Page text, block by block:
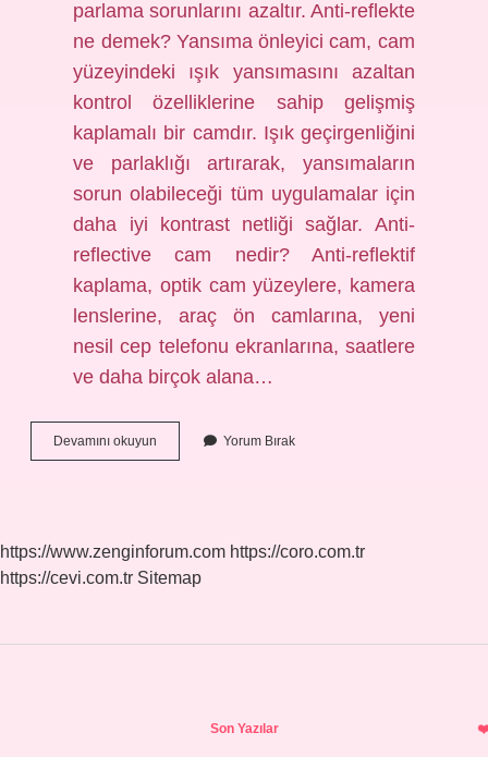
parlama sorunlarını azaltır. Anti-reflekte
ne demek? Yansıma önleyici cam, cam
yüzeyindeki ışık yansımasını azaltan
kontrol özelliklerine sahip gelişmiş
kaplamalı bir camdır. Işık geçirgenliğini
ve parlaklığı artırarak, yansımaların
sorun olabileceği tüm uygulamalar için
daha iyi kontrast netliği sağlar. Anti-
reflective cam nedir? Anti-reflektif
kaplama, optik cam yüzeylere, kamera
lenslerine, araç ön camlarına, yeni
nesil cep telefonu ekranlarına, saatlere
ve daha birçok alana…
Devamını okuyun
Reflekte
Yorum Bırak
https://www.zenginforum.com https://coro.com.tr
https://cevi.com.tr Sitemap
Son Yazılar